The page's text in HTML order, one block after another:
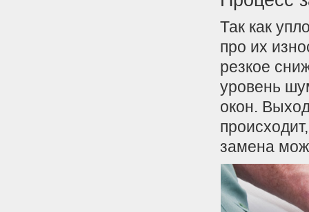
Так как
про их
резкое
уровень
окон.
замена